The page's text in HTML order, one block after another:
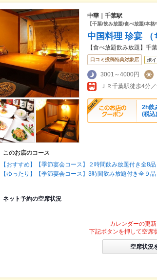
中華｜千葉駅
【千葉/飲み放題/食べ放題/本
中国料理 珍宴 （
【食べ放題飲み放題】千
口コミ投稿特典対象店 ポ
3001～4000円
ＪＲ千葉駅徒歩4分
2h飲
(税込)
このお店のコース
【おすすめ】【季節宴会コース】２時間飲み放題付き全
【ゆったり】【季節宴会コース】3時間飲み放題付き全
ネット予約の空席状況
カレンダーの更
下記ボタンを押して空席
空席状況